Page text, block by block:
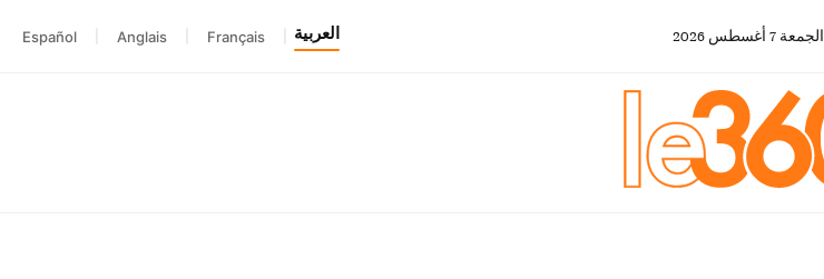
الجمعة 7 أغسطس 2026 العربية Français
Anglais
Español